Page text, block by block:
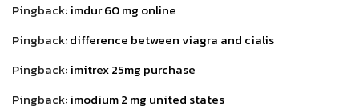
Pingback:imdur 60 mg online
Pingback:difference between viagra and cialis
Pingback:imitrex 25mg purchase
Pingback:imodium 2 mg united states